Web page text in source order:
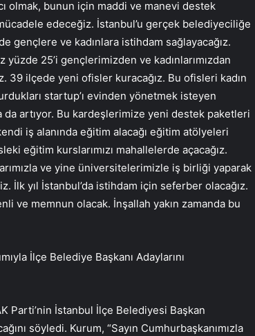
olmak, bunun için maddi ve manevi destek
edeceğiz. İstanbul’u gerçek belediyeciliğe
ve kadınlara istihdam sağlayacağız.
yüzde 25’i gençlerimizden ve kadınlarımızdan
39 ilçede yeni ofisler kuracağız. Bu ofisleri kadın
startup’ı evinden yönetmek isteyen
da artıyor. Bu kardeşlerimize yeni destek paketleri
iş alanında eğitim alacağı eğitim atölyeleri
eğitim kurslarımızı mahallelerde açacağız.
ve yine üniversitelerimizle iş birliği yaparak
İlk yıl İstanbul’da istihdam için seferber olacağız.
ve memnun olacak. İnşallah yakın zamanda bu
İlçe Belediye Başkanı Adaylarını
Parti’nin İstanbul İlçe Belediyesi Başkan
söyledi. Kurum, “Sayın Cumhurbaşkanımızla